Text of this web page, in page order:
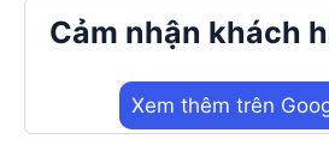
Cảm nhận khách
Xem thêm trên